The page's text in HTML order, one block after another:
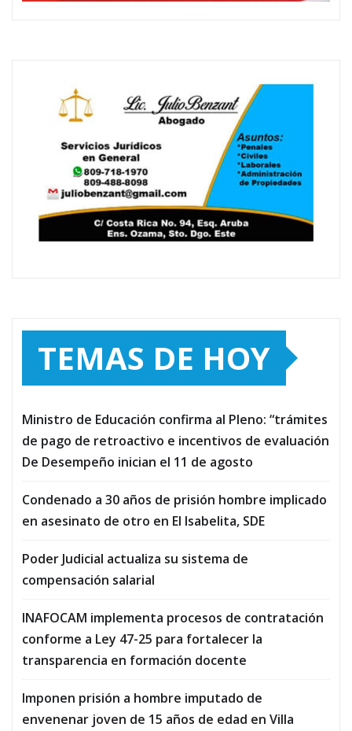
TEMAS DE HOY
Ministro de Educación confirma al Pleno: “trámites
de pago de retroactivo e incentivos de evaluación
De Desempeño inician el 11 de agosto
Condenado a 30 años de prisión hombre implicado
en asesinato de otro en El Isabelita, SDE
Poder Judicial actualiza su sistema de
compensación salarial
INAFOCAM implementa procesos de contratación
conforme a Ley 47-25 para fortalecer la
transparencia en formación docente
Imponen prisión a hombre imputado de
envenenar joven de 15 años de edad en Villa